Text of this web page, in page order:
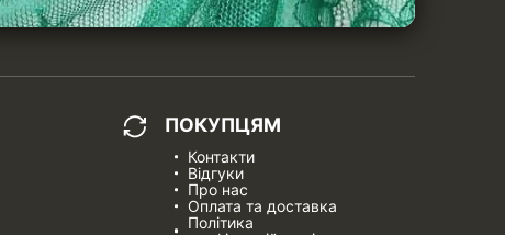
ПОКУПЦЯМ
Контакти
Відгуки
Про нас
Оплата та доставка
Політика